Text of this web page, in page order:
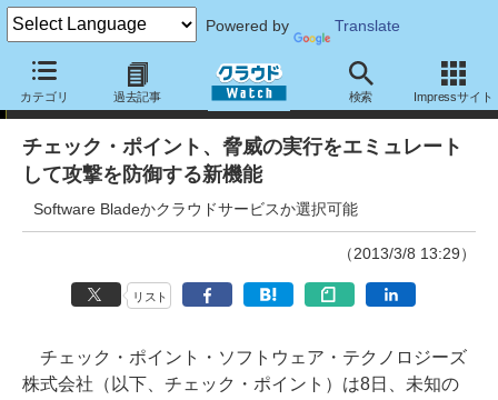
Powered by Translate
カテゴリ 過去記事 検索 Impressサイト
ニュース
チェック・ポイント、脅威の実行をエミュレート
して攻撃を防御する新機能
Software Bladeかクラウドサービスか選択可能
（2013/3/8 13:29）
リスト
チェック・ポイント・ソフトウェア・テクノロジーズ
株式会社（以下、チェック・ポイント）は8日、未知の